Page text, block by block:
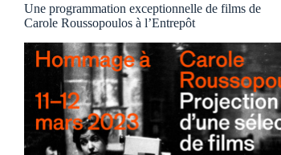
Une programmation exceptionnelle de films de
Carole Roussopoulos à l’Entrepôt